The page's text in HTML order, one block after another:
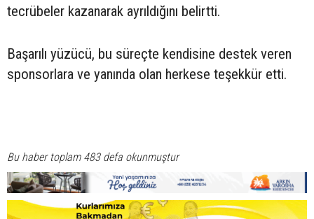
tecrübeler kazanarak ayrıldığını belirtti.
Başarılı yüzücü, bu süreçte kendisine destek veren
sponsorlara ve yanında olan herkese teşekkür etti.
Bu haber toplam 483 defa okunmuştur